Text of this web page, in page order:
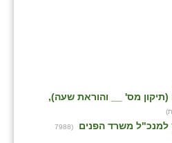
(תיקון מס' __ והוראת שעה),
למנכ"ל משרד הפנים
(7988